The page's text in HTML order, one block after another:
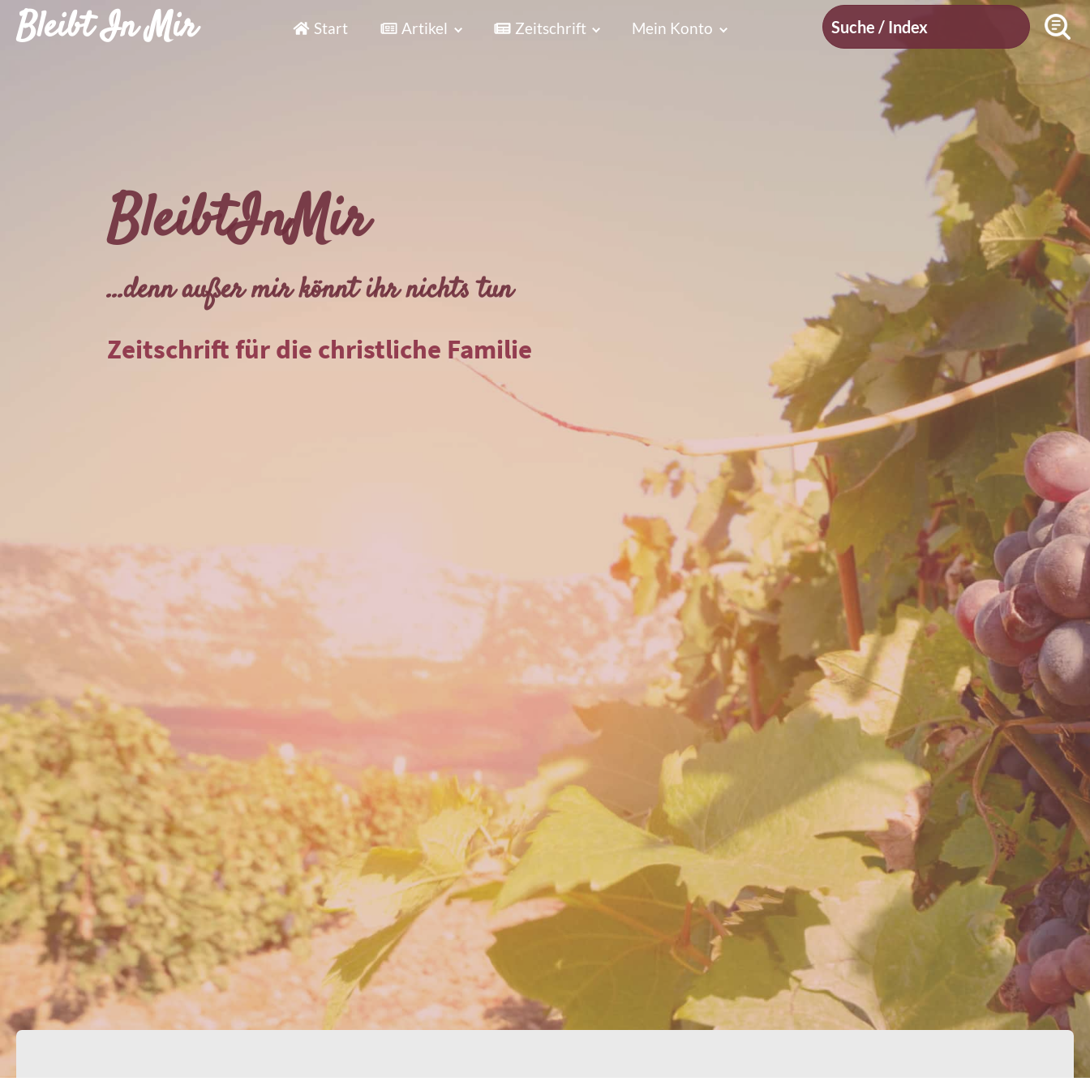
Bleibt In Mir Start Artikel Zeitschrift Mein Konto
Suche
BleibtInMir
...denn außer mir könnt ihr nichts tun
Zeitschrift für die christliche Familie